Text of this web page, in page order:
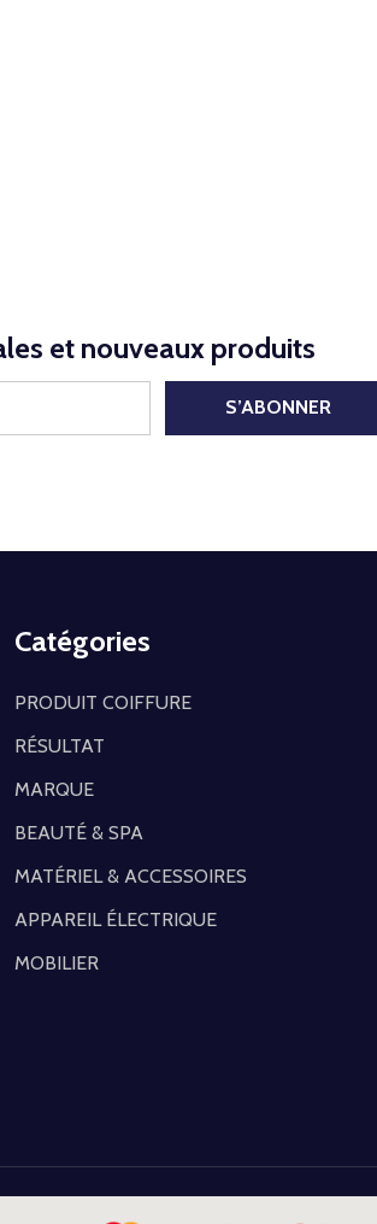
et nouveaux produits
S’ABONNER
Catégories
PRODUIT COIFFURE
RÉSULTAT
MARQUE
BEAUTÉ & SPA
MATÉRIEL & ACCESSOIRES
APPAREIL ÉLECTRIQUE
MOBILIER